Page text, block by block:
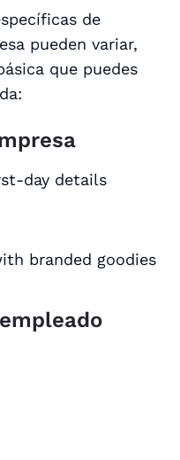
de
pueden variar,
que puedes
day details
branded goodies